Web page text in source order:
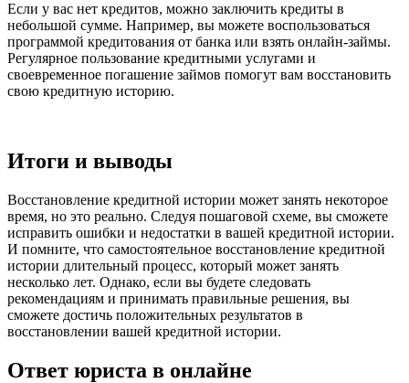
Если у вас нет кредитов, можно заключить кредиты в
небольшой сумме. Например, вы можете воспользоваться
программой кредитования от банка или взять онлайн-займы.
Регулярное пользование кредитными услугами и
своевременное погашение займов помогут вам восстановить
свою кредитную историю.
Итоги и выводы
Восстановление кредитной истории может занять некоторое
время, но это реально. Следуя пошаговой схеме, вы сможете
исправить ошибки и недостатки в вашей кредитной истории.
И помните, что самостоятельное восстановление кредитной
истории длительный процесс, который может занять
несколько лет. Однако, если вы будете следовать
рекомендациям и принимать правильные решения, вы
сможете достичь положительных результатов в
восстановлении вашей кредитной истории.
Ответ юриста в онлайне